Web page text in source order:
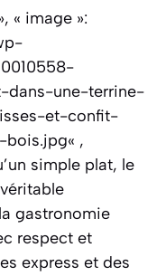
« image »:
dans-une-terrine-
et-confit-
,
simple plat, le
gastronomie
respect et
express et des